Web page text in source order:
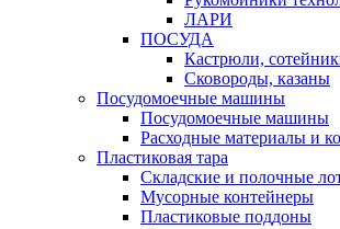
ЛАРИ
ПОСУДА
Кастрюли,
Сковороды, казаны
Посудомоечные машины
Посудомоечные машины
Расходные материалы и
Пластиковая тара
Складские и полочные
Мусорные контейнеры
Пластиковые поддоны